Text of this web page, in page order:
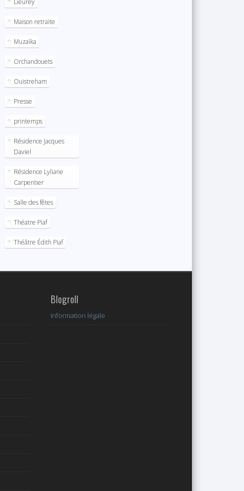
Lieurey
Maison retraite
Muzaïka
Orchandouets
Ouistreham
Presse
printemps
Résidence Jacques
Daviel
Résidence Lyliane
Carpentier
Salle des fêtes
Théatre Piaf
Théâtre Édith Piaf
Blogroll
Information légale